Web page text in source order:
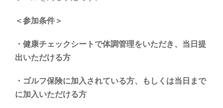
＜参加条件＞
・健康チェックシートで体調管理をいただき、当日提
出いただける方
・ ゴルフ保険に加入されている方、もしくは当日まで
に加入いただける方